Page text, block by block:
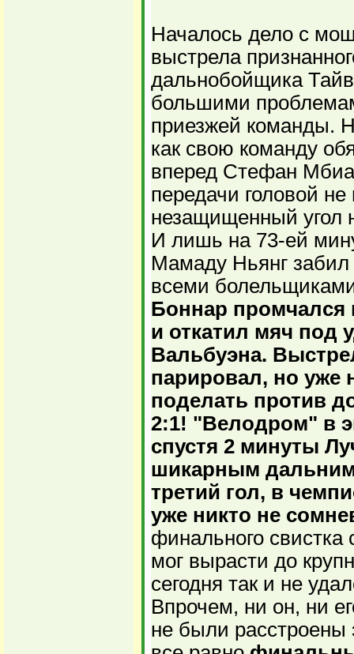
Началось дело с
выстрела
дальнобойщика
большими
приезжей команды.
как свою команду
вперед Стефан
передачи головой
незащищенный угол
И лишь на 73-ей
Мамаду Ньянг
всеми
Боннар промчался
и откатил мяч под
Вальбуэна.
парировал, но уже
поделать против
2:1! "Велодром" в
спустя 2 минуты
шикарным
третий гол, в
уже никто не
финального свистка
мог вырасти до
сегодня так и не
Впрочем, ни он, ни
не были расстроены